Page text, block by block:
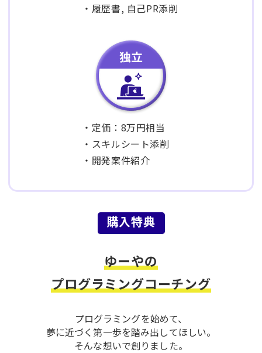
・履歴書, 自己PR添削
・定価：8万円相当
・スキルシート添削
・開発案件紹介
購入特典
ゆーやの
プログラミングコーチング
プログラミングを始めて、
夢に近づく第一歩を踏み出してほしい。
そんな想いで創りました。